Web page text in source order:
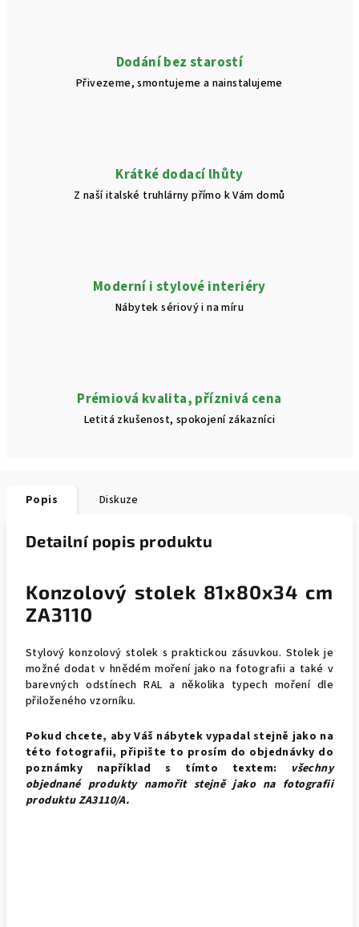
Dodání bez starostí
Přivezeme, smontujeme a nainstalujeme
Krátké dodací lhůty
Z naší italské truhlárny přímo k Vám domů
Moderní i stylové interiéry
Nábytek sériový i na míru
Prémiová kvalita, příznivá cena
Letitá zkušenost, spokojení zákazníci
Popis Diskuze
Detailní popis produktu
Konzolový stolek 81x80x34 cm
ZA3110
Stylový konzolový stolek s praktickou zásuvkou. Stolek je
možné dodat v hnědém moření jako na fotografii a také v
barevných odstínech RAL a několika typech moření dle
přiloženého vzorníku.
Pokud chcete, aby Váš nábytek vypadal stejně jako na
této fotografii, připište to prosím do objednávky do
poznámky například s tímto textem: všechny
objednané produkty namořit stejně jako na fotografii
produktuZA3110/A.